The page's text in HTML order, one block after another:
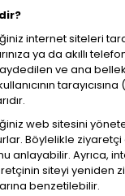
internet siteleri
ya da akıllı
ve ana
web sitesini
Böylelikle ziyaretçi
anlayabilir. Ayrıca,
siteyi yeniden
benzetilebilir.